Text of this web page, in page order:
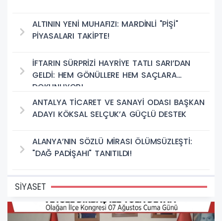
ALTININ YENİ MUHAFIZI: MARDİNLİ "PİŞİ"
PİYASALARI TAKİPTE!
İFTARIN SÜRPRİZİ HAYRİYE TATLI SARI’DAN
GELDİ: HEM GÖNÜLLERE HEM SAÇLARA
DOKUNUYOR!
ANTALYA TİCARET VE SANAYİ ODASI BAŞKAN
ADAYI KÖKSAL SELÇUK’A GÜÇLÜ DESTEK
ALANYA’NIN SÖZLÜ MİRASI ÖLÜMSÜZLEŞTİ:
"DAĞ PADİŞAHI" TANITILDI!
SİYASET